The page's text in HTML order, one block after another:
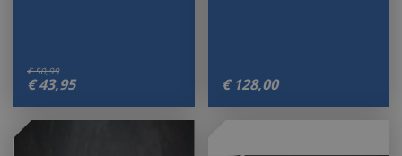
€ 50,99
€ 43,95 € 128,00